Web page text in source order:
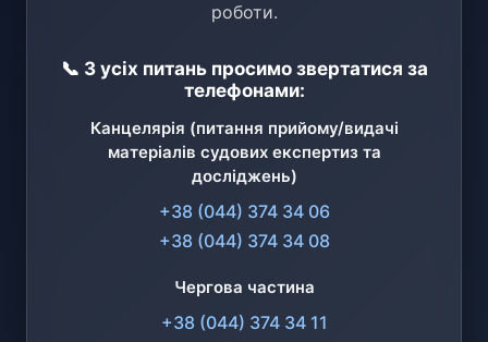
роботи.
📞 З усіх питань просимо звертатися за
телефонами:
Канцелярія (питання прийому/видачі
матеріалів судових експертиз та
досліджень)
+38 (044) 374 34 06
+38 (044) 374 34 08
Чергова частина
+38 (044) 374 34 11